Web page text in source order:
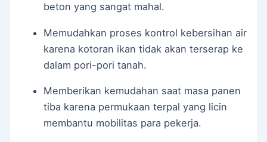
beton yang sangat mahal.
Memudahkan proses kontrol kebersihan air
karena kotoran ikan tidak akan terserap ke
dalam pori-pori tanah.
Memberikan kemudahan saat masa panen
tiba karena permukaan terpal yang licin
membantu mobilitas para pekerja.